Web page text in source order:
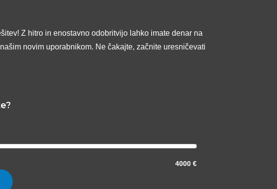
Z hitro in enostavno odobritvijo lahko imate denar na
novim uporabnikom. Ne čakajte, začnite uresničevati
4000 €